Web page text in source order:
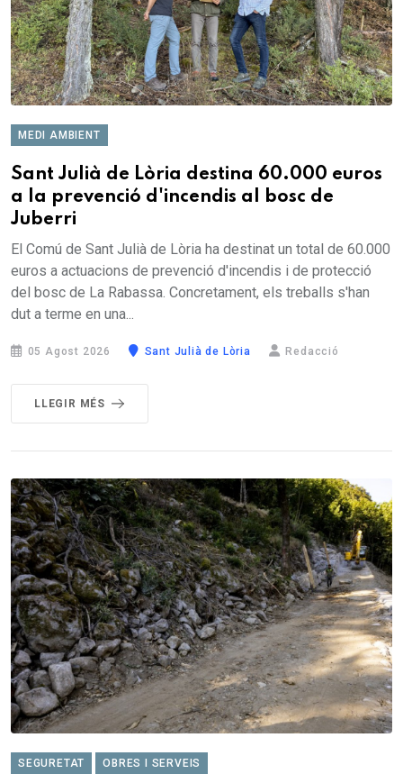
MEDI AMBIENT
Sant Julià de Lòria destina 60.000 euros
a la prevenció d'incendis al bosc de
Juberri
El Comú de Sant Julià de Lòria ha destinat un total de 60.000
euros a actuacions de prevenció d'incendis i de protecció
del bosc de La Rabassa. Concretament, els treballs s'han
dut a terme en una...
05 Agost 2026 Sant Julià de Lòria Redacció
LLEGIR MÉS
SEGURETAT OBRES I SERVEIS